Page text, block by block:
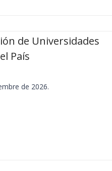
de Universidades
País
de 2026.